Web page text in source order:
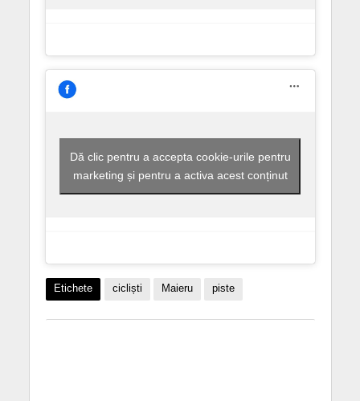
Dă clic pentru a accepta cookie-urile pentru
marketing și pentru a activa acest conținut
Etichete cicliști Maieru piste